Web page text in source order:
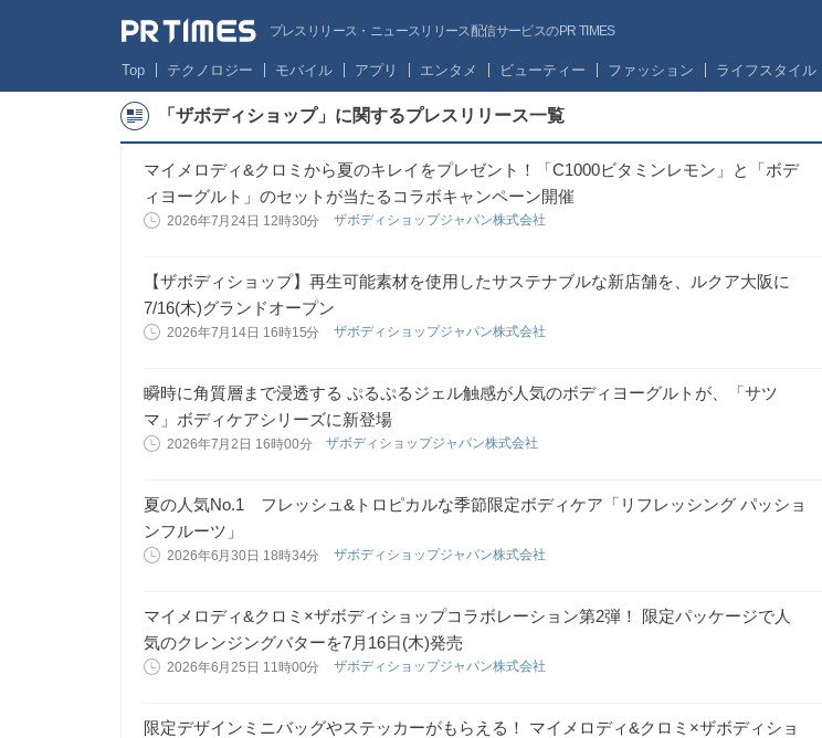
プレスリリース・ニュースリリース配信サービスのPR TIMES
Top テクノロジー モバイル アプリ エンタメ ビューティー ファッション ライフスタイル
「ザボディショップ」に関するプレスリリース一覧
マイメロディ&クロミから夏のキレイをプレゼント！「C1000ビタミンレモン」と「ボデ
ィヨーグルト」のセットが当たるコラボキャンペーン開催
2026年7月24日 12時30分 ザボディショップジャパン株式会社
【ザボディショップ】再生可能素材を使用したサステナブルな新店舗を、ルクア大阪に
7/16(木)グランドオープン
2026年7月14日 16時15分 ザボディショップジャパン株式会社
瞬時に角質層まで浸透する ぷるぷるジェル触感が人気のボディヨーグルトが、「サツ
マ」ボディケアシリーズに新登場
2026年7月2日 16時00分 ザボディショップジャパン株式会社
夏の人気No.1 フレッシュ&トロピカルな季節限定ボディケア「リフレッシング パッショ
ンフルーツ」
2026年6月30日 18時34分 ザボディショップジャパン株式会社
マイメロディ&クロミ×ザボディショップコラボレーション第2弾！ 限定パッケージで人
気のクレンジングバターを7月16日(木)発売
2026年6月25日 11時00分 ザボディショップジャパン株式会社
限定デザインミニバッグやステッカーがもらえる！ マイメロディ&クロミ×ザボディショ